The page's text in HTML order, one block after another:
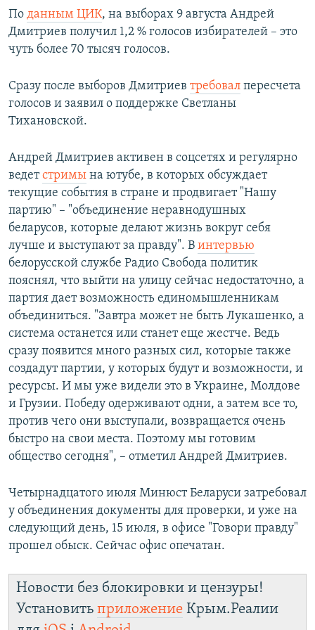
По данным ЦИК, на выборах 9 августа Андрей
Дмитриев получил 1,2 % голосов избирателей – это
чуть более 70 тысяч голосов.
Сразу после выборов Дмитриев требовал пересчета
голосов и заявил о поддержке Светланы
Тихановской.
Андрей Дмитриев активен в соцсетях и регулярно
ведетстримы на ютубе, в которых обсуждает
текущие события в стране и продвигает "Нашу
партию" – "объединение неравнодушных
беларусов, которые делают жизнь вокруг себя
лучше и выступают за правду". В интервью
белорусской службе Радио Свобода политик
пояснял, что выйти на улицу сейчас недостаточно, а
партия дает возможность единомышленникам
объединиться. "Завтра может не быть Лукашенко, а
система останется или станет еще жестче. Ведь
сразу появится много разных сил, которые также
создадут партии, у которых будут и возможности, и
ресурсы. И мы уже видели это в Украине, Молдове
и Грузии. Победу одерживают одни, а затем все то,
против чего они выступали, возвращается очень
быстро на свои места. Поэтому мы готовим
общество сегодня", – отметил Андрей Дмитриев.
Четырнадцатого июля Минюст Беларуси затребовал
у объединения документы для проверки, и уже на
следующий день, 15 июля, в офисе "Говори правду"
прошел обыск. Сейчас офис опечатан.
Новости без блокировки и цензуры!
Установить приложение Крым.Реалии